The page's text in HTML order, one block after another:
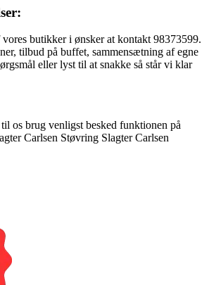
butikker i ønsker at kontakt 98373599.
tilbud på buffet, sammensætning af egne
eller lyst til at snakke så står vi klar
os brug venligst besked funktionen på
Carlsen Støvring Slagter Carlsen